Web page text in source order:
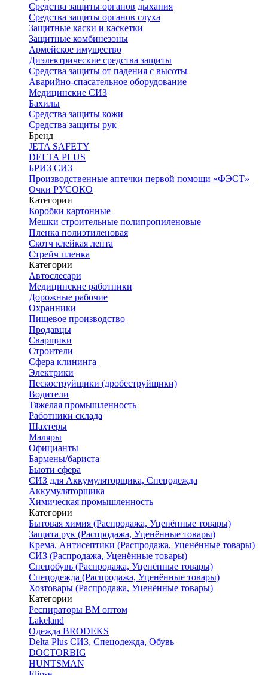
Средства защиты органов дыхания
Средства защиты органов слуха
Защитные каски и каскетки
Защитные комбинезоны
Армейское имущество
Диэлектрические средства защиты
Средства защиты от падения с высоты
Аварийно-спасательное оборудование
Медицинские СИЗ
Бахилы
Средства защиты кожи
Средства защиты рук
Бренд
JETA SAFETY
DELTA PLUS
БРИЗ СИЗ
Производственные аптечки первой помощи «ФЭСТ»
Очки РУСОКО
Категории
Коробки картонные
Мешки строительные полипропиленовые
Пленка полиэтиленовая
Скотч клейкая лента
Стрейч пленка
Категории
Автослесари
Медицинские работники
Дорожные рабочие
Охранники
Пищевое производство
Продавцы
Сварщики
Строители
Сфера клининга
Электрики
Пескоструйщики (дробеструйщики)
Водители
Тяжелая промышленность
Работники склада
Шахтеры
Маляры
Официанты
Бармены/бариста
Бьюти сфера
СИЗ для Аккумуляторщика, Спецодежда
Аккумуляторщика
Химическая промышленность
Категории
Бытовая химия (Распродажа, Уценённые товары)
Защита рук (Распродажа, Уценённые товары)
Крема, Антисептики (Распродажа, Уценённые товары)
СИЗ (Распродажа, Уценённые товары)
Спецобувь (Распродажа, Уценённые товары)
Спецодежда (Распродажа, Уценённые товары)
Хозтовары (Распродажа, Уценённые товары)
Категории
Респираторы ВМ оптом
Lakeland
Одежда BRODEKS
Delta Plus СИЗ, Спецодежда, Обувь
DOCTORBIG
HUNTSMAN